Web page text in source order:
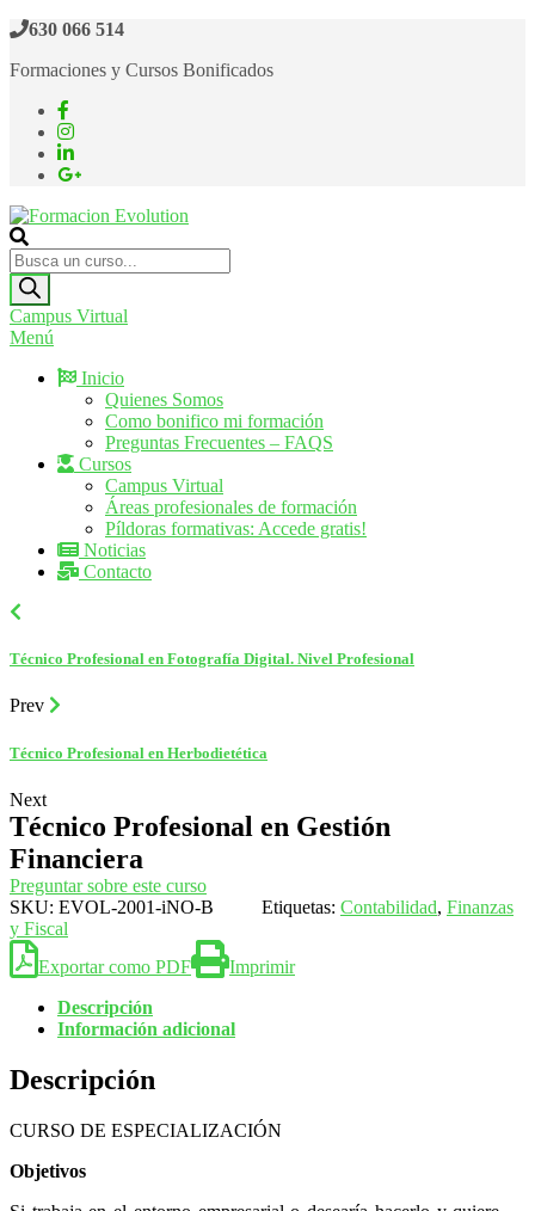
Saltar
contenido
630 066 514
Formaciones y Cursos Bonificados
Formacion Evolution
Cursos de formación continua
Búsqueda
de
productos
Campus Virtual
Menú
Inicio
Quienes Somos
Como bonifico mi formación
Preguntas Frecuentes – FAQS
Cursos
Campus Virtual
Áreas profesionales de formación
Píldoras formativas: Accede gratis!
Noticias
Contacto
Técnico Profesional en Fotografía Digital. Nivel Profesional
Prev
Técnico Profesional en Herbodietética
Next
Técnico Profesional en Gestión
Financiera
Preguntar sobre este curso
SKU: EVOL-2001-iNO-B Etiquetas: Contabilidad, Finanzas
y Fiscal
Exportar como PDF
Imprimir
Descripción
Información adicional
Descripción
CURSO DE ESPECIALIZACIÓN
Objetivos